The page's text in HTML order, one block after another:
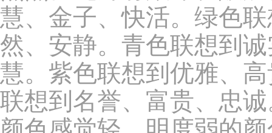
慧、金子、快活。绿色
然、安静。青色联想到
慧。紫色联想到优雅、
联想到名誉、富贵、忠